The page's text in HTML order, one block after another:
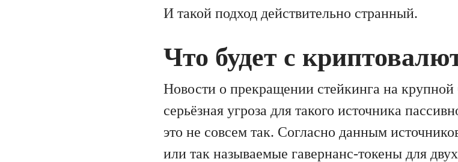
И такой подход действительно странный.
Что будет с
Новости о прекращении стейкинга на
серьёзная угроза для такого источника
это не совсем так. Согласно данным
или так называемые гавернанс-токены для